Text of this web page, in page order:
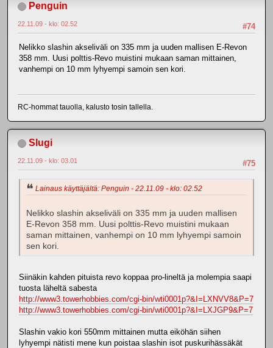
Penguin
#74
22.11.09 - klo: 02.52
Nelikko slashin akseliväli on 335 mm ja uuden mallisen E-Revon
358 mm. Uusi polttis-Revo muistini mukaan saman mittainen,
vanhempi on 10 mm lyhyempi samoin sen kori.
RC-hommat tauolla, kalusto tosin tallella.
Slugi
#75
22.11.09 - klo: 03.01
Lainaus käyttäjältä: Penguin - 22.11.09 - klo: 02.52
Nelikko slashin akseliväli on 335 mm ja uuden mallisen
E-Revon 358 mm. Uusi polttis-Revo muistini mukaan
saman mittainen, vanhempi on 10 mm lyhyempi samoin
sen kori.
Siinäkin kahden pituista revo koppaa pro-lineltä ja molempia saapi
tuosta läheltä sabesta
http://www3.towerhobbies.com/cgi-bin/wti0001p?&I=LXNVV8&P=7
http://www3.towerhobbies.com/cgi-bin/wti0001p?&I=LXJGP9&P=7
Slashin vakio kori 550mm mittainen mutta eiköhän siihen
lyhyempi nätisti mene kun poistaa slashin isot puskurihässäkät